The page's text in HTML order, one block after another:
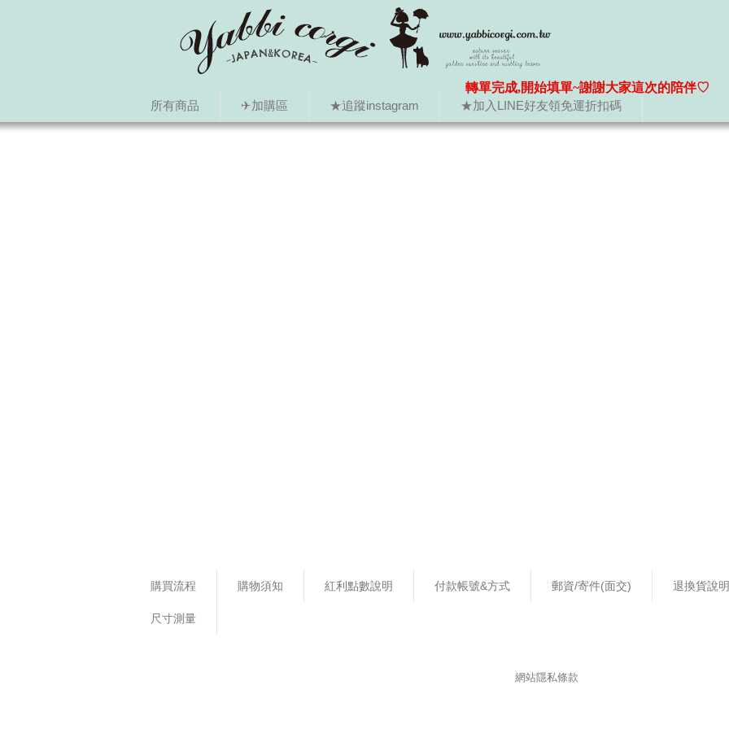
所有商品 ✈加購區 ★追蹤instagram ★加入LINE好友領免運折扣碼
購買流程 購物須知 紅利點數說明 付款帳號&方式 郵資/寄件(面交) 退換貨說明
尺寸測量
網站隱私條款
轉單完成,開始填單~謝謝大家這次的陪伴♡